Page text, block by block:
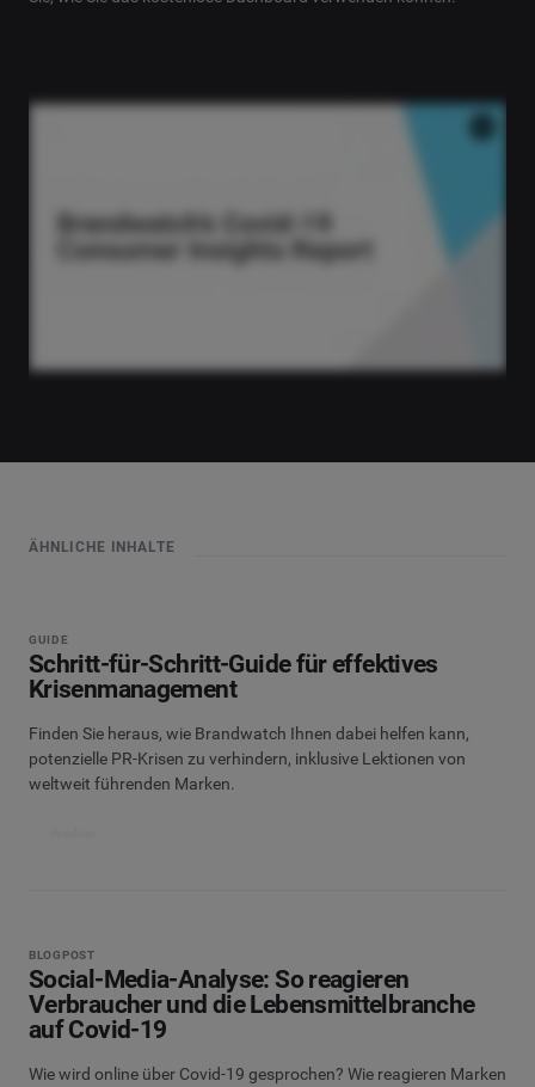
ÄHNLICHE INHALTE
GUIDE
Schritt-für-Schritt-Guide für effektives
Krisenmanagement
Finden Sie heraus, wie Brandwatch Ihnen dabei helfen kann,
potenzielle PR-Krisen zu verhindern, inklusive Lektionen von
weltweit führenden Marken.
BLOGPOST
Social-Media-Analyse: So reagieren
Verbraucher und die Lebensmittelbranche
auf Covid-19
Wie wird online über Covid-19 gesprochen? Wie reagieren Marken